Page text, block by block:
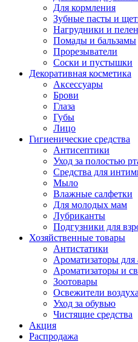
Для кормления
Зубные пасты и
Нагрудники и
Помады и бальзамы
Прорезыватели
Соски и пустышки
Декоративная косметика
Аксессуары
Брови
Глаза
Губы
Лицо
Гигиенические средства
Антисептики
Уход за полостью
Средства для
Мыло
Влажные салфетки
Для молодых мам
Лубриканты
Подгузники для
Хозяйственные товары
Антистатики
Ароматизаторы для
Ароматизаторы и
Зоотовары
Освежители воздуха
Уход за обувью
Чистящие средства
Акция
Распродажа